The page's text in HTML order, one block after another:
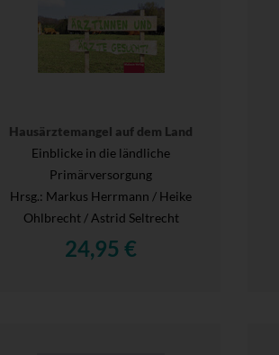
Hausärztemangel auf dem Land
Einblicke in die ländliche
Primärversorgung
Hrsg.: Markus Herrmann / Heike
Ohlbrecht / Astrid Seltrecht
24,95 €